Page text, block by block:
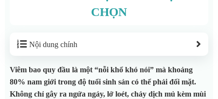
CHỌN
Nội dung chính
Viêm bao quy đầu là một “nỗi khổ khó nói” mà khoảng
80% nam giới trong độ tuổi sinh sản có thể phải đối mặt.
Không chỉ gây ra ngứa ngáy, lở loét, chảy dịch mủ kèm mùi